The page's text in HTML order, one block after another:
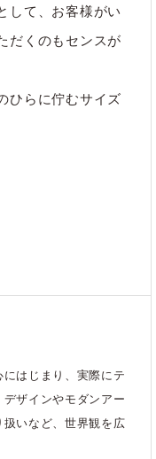
して、お客様がい
だくのもセンスが
ひらに佇むサイズ
はじまり、実際にテ
ザインやモダンアー
扱いなど、世界観を広